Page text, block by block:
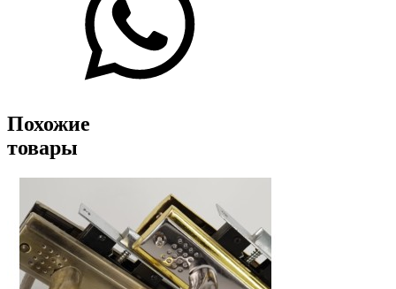
Похожие
товары